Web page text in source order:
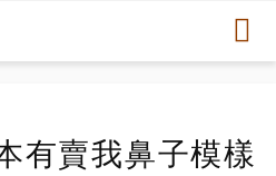
有賣我鼻子模樣